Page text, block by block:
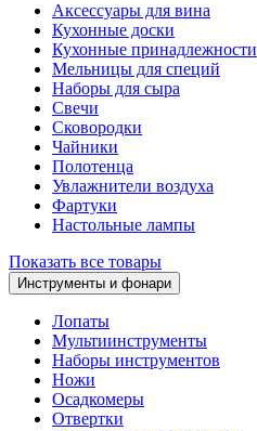
Аксессуары для вина
Кухонные доски
Кухонные принадлежности
Мельницы для специй
Наборы для сыра
Свечи
Сковородки
Чайники
Полотенца
Увлажнители воздуха
Фартуки
Настольные лампы
Показать все товары
Инструменты и фонари
Лопаты
Мультиинструменты
Наборы инструментов
Ножи
Осадкомеры
Отвертки